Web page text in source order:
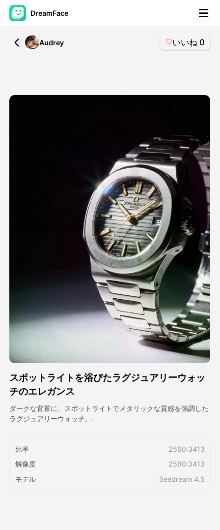
DreamFace
AIツール
製品ニュース製品案内会社案内
▼
すべてのツールを見る
▼
製品ニュース製品案内会社案内 ▼
▼
その他のツール ▼
すべてのテンプレートを見る
ギャラリー
ブログ
価格
All
Audrey いいね 0
スポットライトを浴びたラグジュアリーウォッ
チのエレガンス
ダークな背景に、スポットライトでメタリックな質感を強調した
ラグジュアリーウォッチ。.
比率
2560:3413
解像度
2560:3413
モデル
Seedream 4.5